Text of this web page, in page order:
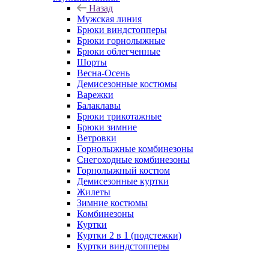
Назад
Мужская линия
Брюки виндстопперы
Брюки горнолыжные
Брюки облегченные
Шорты
Весна-Осень
Демисезонные костюмы
Варежки
Балаклавы
Брюки трикотажные
Брюки зимние
Ветровки
Горнолыжные комбинезоны
Снегоходные комбинезоны
Горнолыжный костюм
Демисезонные куртки
Жилеты
Зимние костюмы
Комбинезоны
Куртки
Куртки 2 в 1 (подстежки)
Куртки виндстопперы